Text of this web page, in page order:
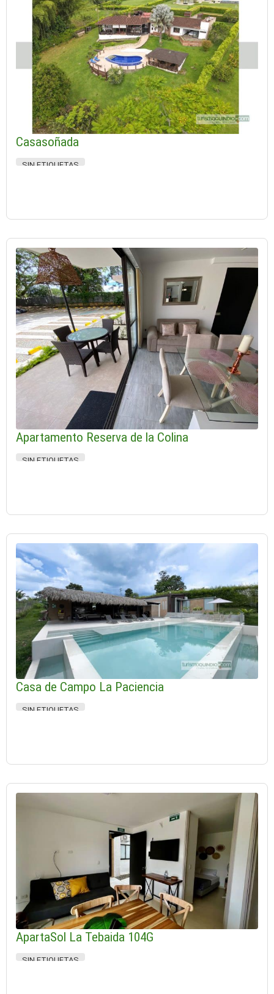
Casasoñada
SIN ETIQUETAS
Apartamento Reserva de la Colina
SIN ETIQUETAS
Casa de Campo La Paciencia
SIN ETIQUETAS
ApartaSol La Tebaida 104G
SIN ETIQUETAS